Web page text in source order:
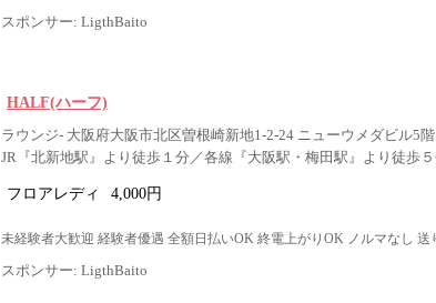
スポンサー: LigthBaito
HALF(ハーフ)
ラウンジ- 大阪府大阪市北区曽根崎新地1-2-24 ニューウメダビル5階
JR『北新地駅』より徒歩１分／各線『大阪駅・梅田駅』より徒歩
フロアレディ 4,000円
未経験者大歓迎 経験者優遇 全額日払いOK 終電上がりOK ノルマなし
スポンサー: LigthBaito